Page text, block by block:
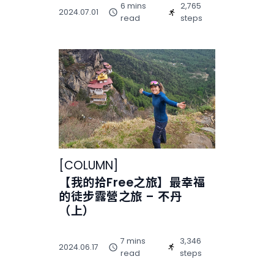
2024.07.01
6 mins
read
2,765
steps
[COLUMN]
【我的拾Free之旅】最幸福
的徒步露營之旅 – 不丹
（上）
2024.06.17
7 mins
read
3,346
steps